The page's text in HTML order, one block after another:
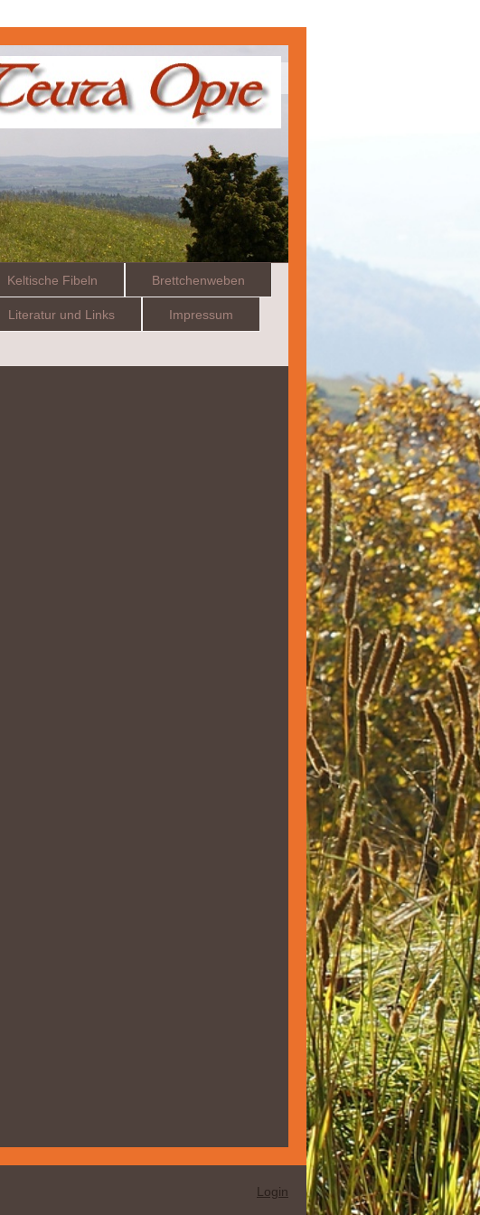
Keltische Fibeln Brettchenweben
Literatur und Links Impressum
Login